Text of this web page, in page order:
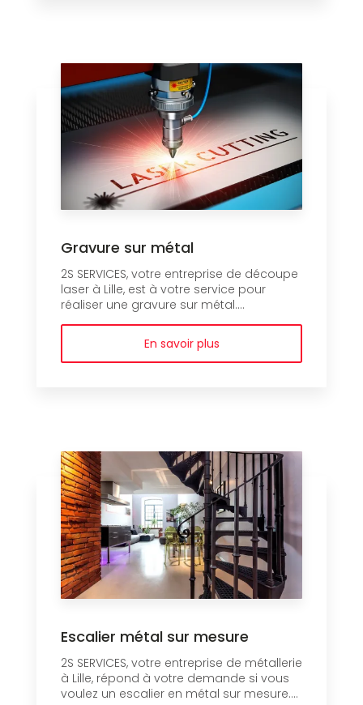
Gravure sur métal
2S SERVICES, votre entreprise de découpe
laser à Lille, est à votre service pour
réaliser une gravure sur métal....
En savoir plus
Escalier métal sur mesure
2S SERVICES, votre entreprise de métallerie
à Lille, répond à votre demande si vous
voulez un escalier en métal sur mesure....